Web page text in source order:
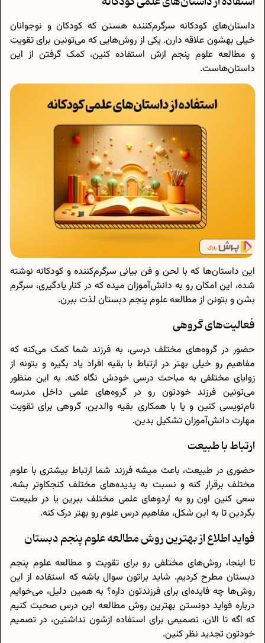
داستان‌های کودکانه سرگرم‌کننده هستن که کودکان و نوجوانان
خیلی بهشون علاقه دارن. یکی از روش‌هایی که می‌تونین برای تقویت
و مطالعه علوم پنجم ازش استفاده کنین، کمک گرفتن از این
داستان‌هاست.
این داستان‌ها که با لحن و فن بیانی سرگرم‌کننده و کودکانه نوشته
شده، این امکان رو به دانش‌آموزان میده که در کنار یادگیری، سرگرم
بشن و بتونن از مطالعه علوم پنجم دبستان لذت ببرن.
فعالیت‌های گروهی
حضور در گروه‌های مختلف درسی، به فرزند شما کمک می‌کنه که
مفاهیم رو خیلی بهتر در ارتباط با بقیه افراد یاد بگیره و بتونه از
زوایای مختلفی به مباحث درسی خودش نگاه کنه. به این منظور
می‌تونین فرزند خودتون رو در گروه‌های علمی داخل مدرسه
نام‌نویسی کنین و یا با همکاری بقیه والدین، گروهی برای تقویت
مهارت دانش‌آموزان تشکیل بدین.
ارتباط با طبیعت
حضوری در طبیعت، باعث میشه فرزند شما ارتباط بیشتری با علوم
مختلف برقرار کنه و نسبت به پدیده‌های مختلف کنجکاوتر بشه.
سعی کنین اون رو به اردوهای علمی مختلف ببرین یا در طبیعت
بگردین تا به این شکل، مفاهیم درس علوم رو بهتر درک کنه.
فواید اطلاع از بهترین روش مطالعه علوم پنجم دبستان
تا اینجا، روش‌های مختلفی رو برای تقویت و مطالعه علوم پنجم
دبستان مطرح کردیم. شاید براتون سوال باشه که استفاده از این
روش‌ها چه فایده‌ای برای فرزندتون داره؟ به همین دلیل، می‌خوایم
درباره فواید دونستن بهترین روش مطالعه این درس صحبت کنیم
که اگه تا الان، تصمیمی برای استفاده ازشون نداشتین، در تصمیم
خودتون تجدید نظر کنین.